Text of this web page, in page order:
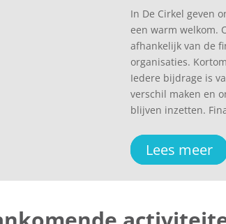
In De Cirkel geven
een warm welkom.
afhankelijk van de
organisaties.
Iedere bijdrage is
verschil maken en
blijven inzetten.
Lees meer